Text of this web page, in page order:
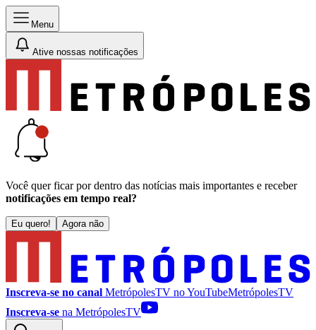
Menu
Ative nossas notificações
Você quer ficar por dentro das notícias mais importantes e receber
notificações em tempo real?
Eu quero! Agora não
Inscreva-se no canal MetrópolesTV noYouTubeMetrópolesTV
Inscreva-se na MetrópolesTV